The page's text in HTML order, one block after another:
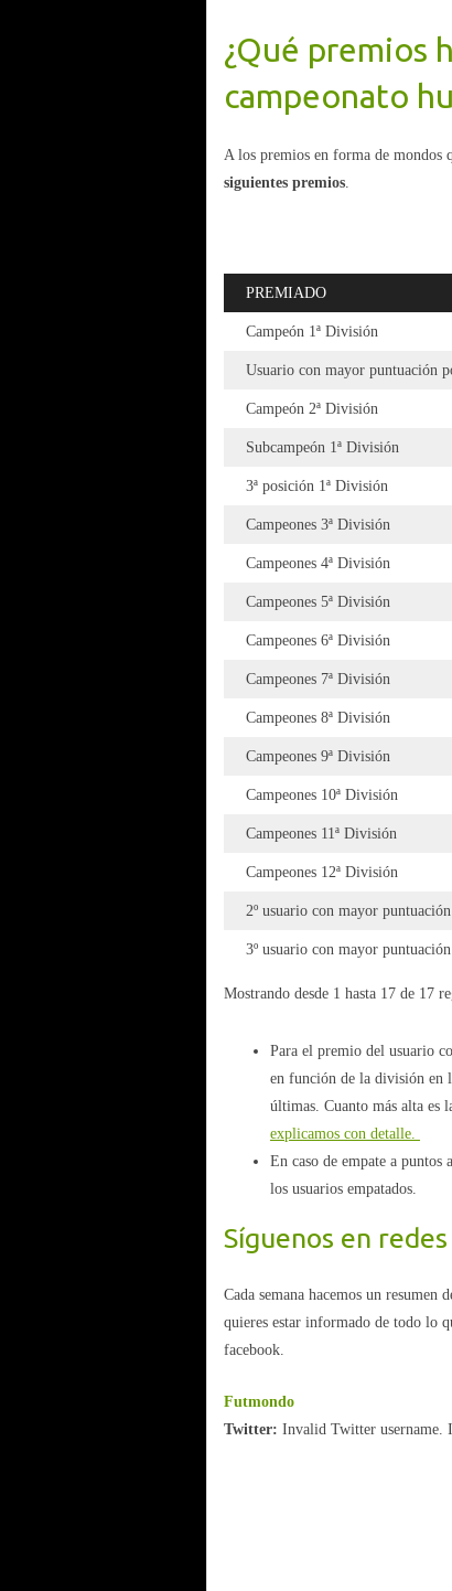
¿Qué premios
campeonato
A los premios en forma de mondos
siguientes premios.
PREMIADO
Campeón 1ª División
Usuario con mayor puntuación
Campeón 2ª División
Subcampeón 1ª División
3ª posición 1ª División
Campeones 3ª División
Campeones 4ª División
Campeones 5ª División
Campeones 6ª División
Campeones 7ª División
Campeones 8ª División
Campeones 9ª División
Campeones 10ª División
Campeones 11ª División
Campeones 12ª División
2º usuario con mayor
3º usuario con mayor
Mostrando desde 1 hasta 17 de 17
Para el premio del usuario
en función de la división en
últimas. Cuanto más alta
explicamos con detalle.
En caso de empate a
los usuarios empatados.
Síguenos en
Cada semana hacemos un resumen
quieres estar informado de todo lo
facebook.
Futmondo
Twitter: Invalid Twitter username.